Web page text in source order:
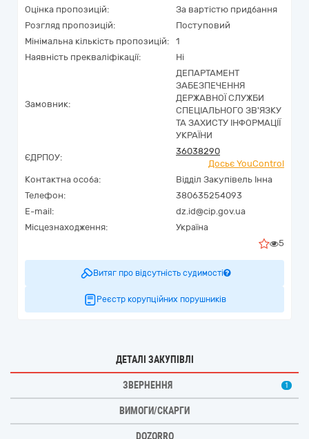
Оцінка пропозицій:
За вартістю придбання
Розгляд пропозицій:
Поступовий
Мінімальна кількість пропозицій:
1
Наявність прекваліфікації:
Ні
Замовник:
ДЕПАРТАМЕНТ
ЗАБЕЗПЕЧЕННЯ
ДЕРЖАВНОЇ СЛУЖБИ
СПЕЦІАЛЬНОГО ЗВ'ЯЗКУ
ТА ЗАХИСТУ ІНФОРМАЦІЇ
УКРАЇНИ
ЄДРПОУ:
36038290
Досьє YouControl
Контактна особа:
Відділ Закупівель Інна
Телефон:
380635254093
E-mail:
dz.id@cip.gov.ua
Місцезнаходження:
Україна
5
Витяг про відсутність судимості
Реєстр корупційних порушників
ДЕТАЛІ ЗАКУПІВЛІ
ЗВЕРНЕННЯ 1
ВИМОГИ/СКАРГИ
DOZORRO